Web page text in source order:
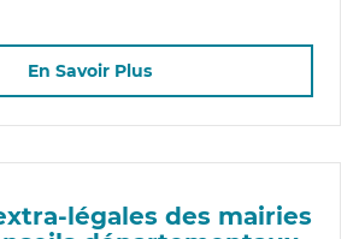
En Savoir Plus
légales des mairies